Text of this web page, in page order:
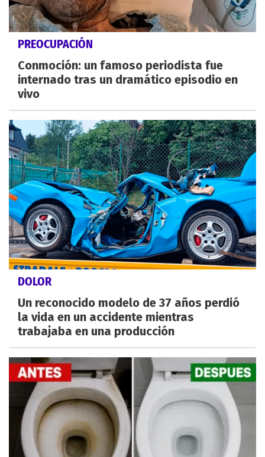
PREOCUPACIÓN
Conmoción: un famoso periodista fue
internado tras un dramático episodio en
vivo
DOLOR
Un reconocido modelo de 37 años perdió
la vida en un accidente mientras
trabajaba en una producción